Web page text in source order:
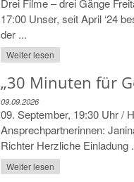
Drei Filme – drei Gänge
17:00 Unser, seit April ‘24
der ...
Weiter lesen
„30 Minuten für
09.09.2026
09. September, 19:30 Uhr /
Ansprechpartnerinnen:
Richter Herzliche Einladung
Weiter lesen